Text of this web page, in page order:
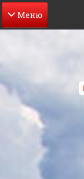
Перейти
содержанию